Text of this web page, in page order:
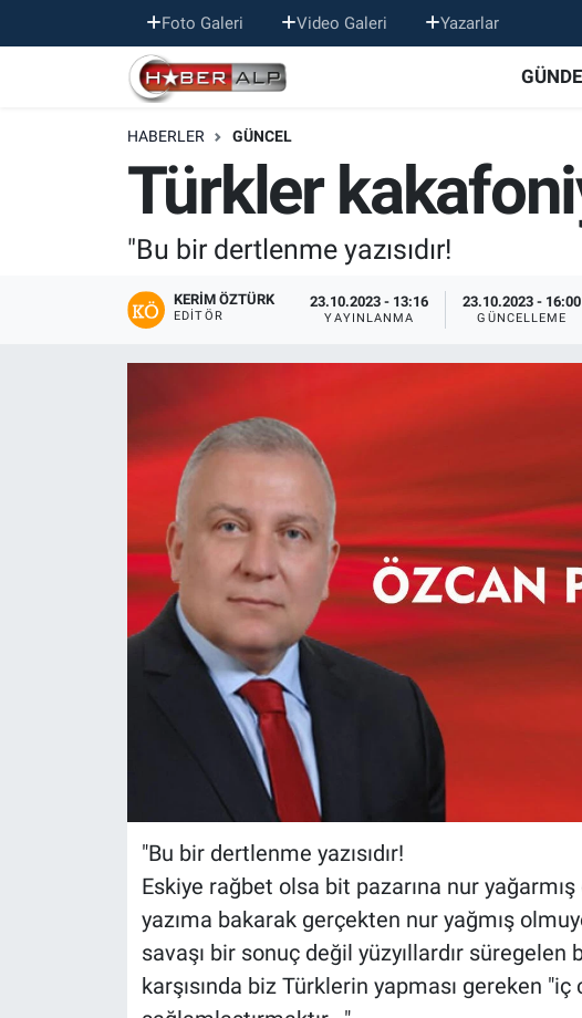
Foto Galeri Video Galeri Yazarlar
HABERLER GÜNCEL
Türkler
"Bu bir dertlenme yazısıdır!
KERIM ÖZTÜRK
EDITÖR
23.10.2023 - 13:16
YAYINLANMA
23.10.2023 - 16:00
GÜNCELLEME
"Bu bir dertlenme yazısıdır!
Eskiye rağbet olsa bit pazarına nur
yazıma bakarak gerçekten nur yağmış
savaşı bir sonuç değil yüzyıllardır
karşısında biz Türklerin yapması gereken
Nöbetçi Eczaneler
Hava Durumu
Trafik Durumu
Süper Lig Puan Durumu ve Fikstür
Tüm Manşetler
Son Dakika Haberleri